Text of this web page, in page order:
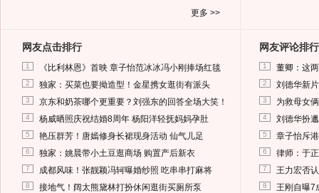
更多 >>
网友点击排行
1 《比利林恩》首映 章子怡范冰冰冯小刚捧场红毯
2 独家：买菜也要拗造型！金星携女逛街有派头
3 京东和奶茶哪个更重要？刘强东的回答全场大笑！
4 杨威晒照庆祝结婚8周年 杨阳洋轻抚妈妈孕肚
5 艳压群芳！唐嫣修身长裙现身活动 仙气儿足
6 独家：姚晨带小土豆逛商场 购置产后新衣
7 成都风味！张靓颖冯轲曝婚纱照 吃串串打麻将
8 接地气！阔太熊黛林打扮休闲逛街买厕所泵
网友评论排行
1 董卿：这
2 刘德华新
3 为救母女
4 刘德华扮
5 章子怡斥
6 律师：于
7 王力宏否
8 王刚自曝7